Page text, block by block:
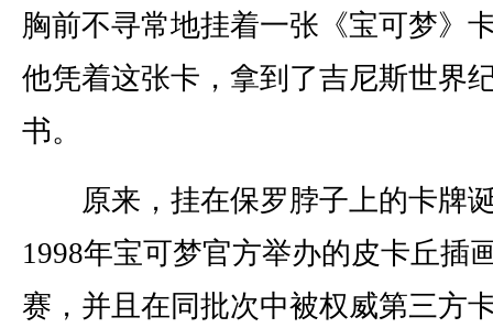
胸前不寻常地挂着一张《宝可梦》
他凭着这张卡，拿到了吉尼斯世界
书。
原来，挂在保罗脖子上的卡牌
1998年宝可梦官方举办的皮卡丘插
赛，并且在同批次中被权威第三方